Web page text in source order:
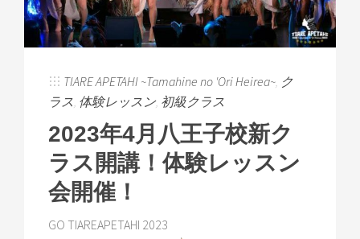
TIARE APETAHI ~Tamahine no 'Ori Heirea~ ク
ラス 体験レッスン, 初級クラス
2023年4月八王子校新ク
ラス開講！体験レッスン
会開催！
GO TIAREAPETAHI 2023